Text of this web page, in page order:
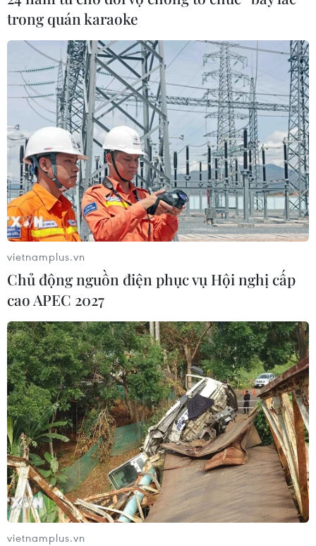
trong quán karaoke
vietnamplus.vn
Chủ động nguồn điện phục vụ Hội nghị cấp
cao APEC 2027
vietnamplus.vn